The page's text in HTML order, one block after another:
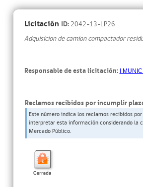
Licitación ID: 2042-13-LP26
Adquisicion de camion compactador
Responsable de esta licitación: I
Reclamos recibidos por incumplir
Este número indica los reclamos recibidos
interpretar esta información considerando la
Mercado Público.